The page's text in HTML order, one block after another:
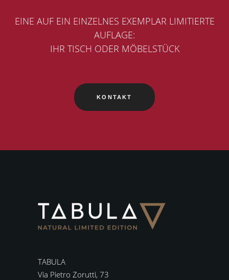
EINE AUF EIN EINZELNES EXEMPLAR LIMITIERTE
AUFLAGE:
IHR TISCH ODER MÖBELSTÜCK
KONTAKT
TABULA
Via Pietro Zorutti, 73